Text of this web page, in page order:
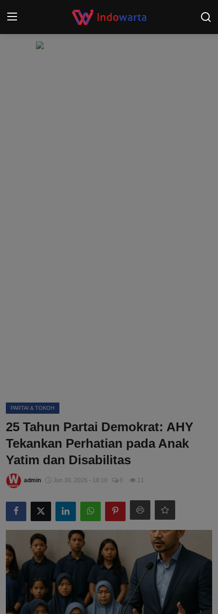
PARTAI & TOKOH
25 Tahun Partai Demokrat: AHY
Tekankan Perhatian pada Anak
Yatim dan Disabilitas
admin Jun 30, 2026 - 18:10 0 11